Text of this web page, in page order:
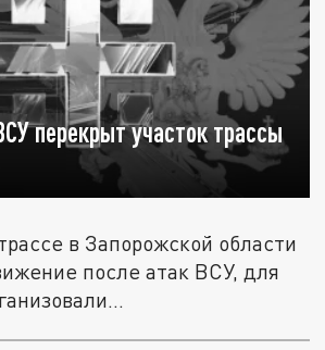
перекрыт участок трассы
в Запорожской области
после атак ВСУ, для